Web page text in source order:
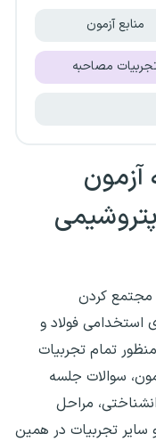
منابع آزمون
مصاحبه
مجتمع کردن
استخدامی فولاد و
تمام تجربیات
سوالات جلسه
مراحل
سایر تجربیات در همین